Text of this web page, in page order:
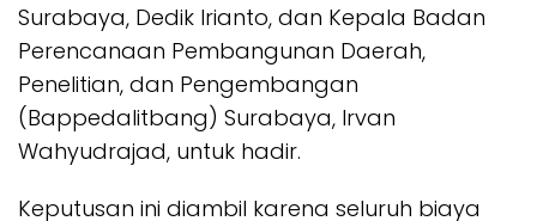
Surabaya, Dedik Irianto, dan Kepala Badan
Perencanaan Pembangunan Daerah,
Penelitian, dan Pengembangan
(Bappedalitbang) Surabaya, Irvan
Wahyudrajad, untuk hadir.
Keputusan ini diambil karena seluruh biaya